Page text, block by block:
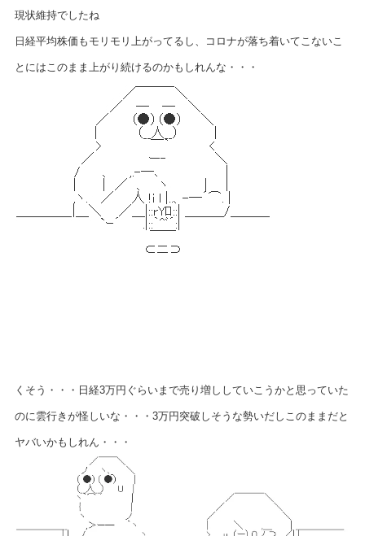
現状維持でしたね
日経平均株価もモリモリ上がってるし、コロナが落ち着いてこないこ
とにはこのまま上がり続けるのかもしれんな・・・
くそう・・・日経3万円ぐらいまで売り増ししていこうかと思っていた
のに雲行きが怪しいな・・・3万円突破しそうな勢いだしこのままだと
ヤバいかもしれん・・・